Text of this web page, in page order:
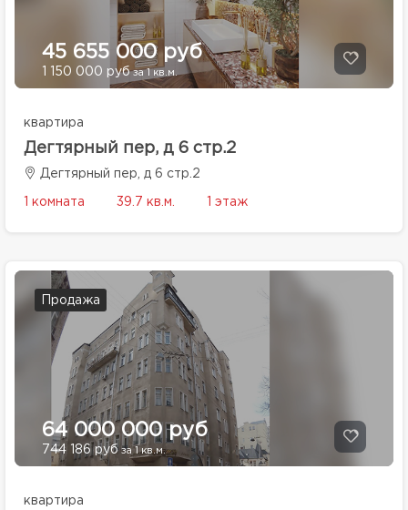
45 655 000 руб
1 150 000 рубза 1 кв.м.
квартира
Дегтярный пер, д 6 стр.2
Дегтярный пер, д 6 стр.2
1 комната 39.7 кв.м. 1 этаж
Продажа
64 000 000 руб
744 186 рубза 1 кв.м.
квартира